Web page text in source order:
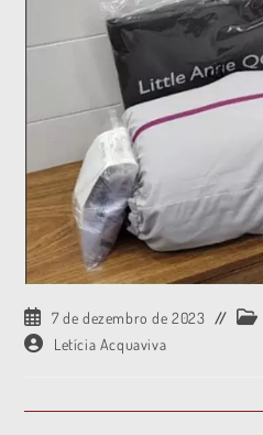
7 de dezembro de 2023
Letícia Acquaviva